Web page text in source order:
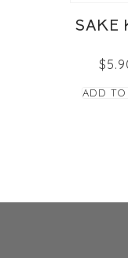
SAKE
$
ADD TO